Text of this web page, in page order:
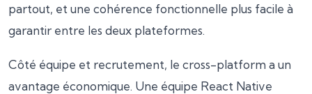
partout, et une cohérence fonctionnelle plus facile à
garantir entre les deux plateformes.
Côté équipe et recrutement, le cross-platform a un
avantage économique. Une équipe React Native